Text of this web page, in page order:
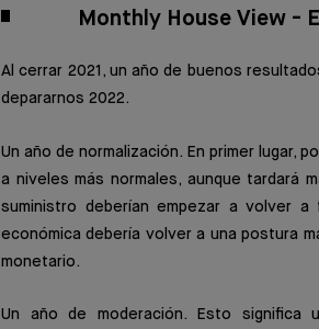
Monthly House View -
Al cerrar 2021, un año de buenos
depararnos 2022.
Un año de normalización. En primer lugar,
a niveles más normales, aunque tardará
suministro deberían empezar a volver
económica debería volver a una postura
monetario.
Un año de moderación. Esto significa